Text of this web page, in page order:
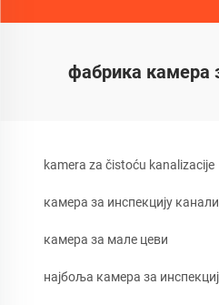
фабрика камера
kamera za čistoću kanalizacije
камера за инспекцију
камера за мале цеви
најбоља камера за